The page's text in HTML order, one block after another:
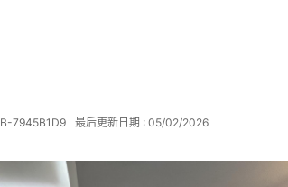
B-7945B1D9 最后更新日期 : 05/02/2026